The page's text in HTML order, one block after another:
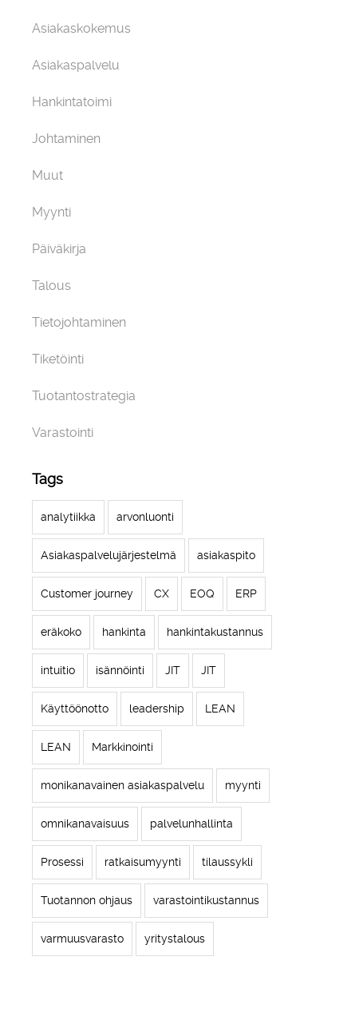
Asiakaskokemus
Asiakaspalvelu
Hankintatoimi
Johtaminen
Muut
Myynti
Päiväkirja
Talous
Tietojohtaminen
Tiketöinti
Tuotantostrategia
Varastointi
Tags
analytiikka arvonluonti
Asiakaspalvelujärjestelmä asiakaspito
Customer journey CX EOQ ERP
eräkoko hankinta hankintakustannus
intuitio isännöinti JIT JIT
Käyttöönotto leadership LEAN
LEAN Markkinointi
monikanavainen asiakaspalvelu myynti
omnikanavaisuus palvelunhallinta
Prosessi ratkaisumyynti tilaussykli
Tuotannon ohjaus varastointikustannus
varmuusvarasto yritystalous